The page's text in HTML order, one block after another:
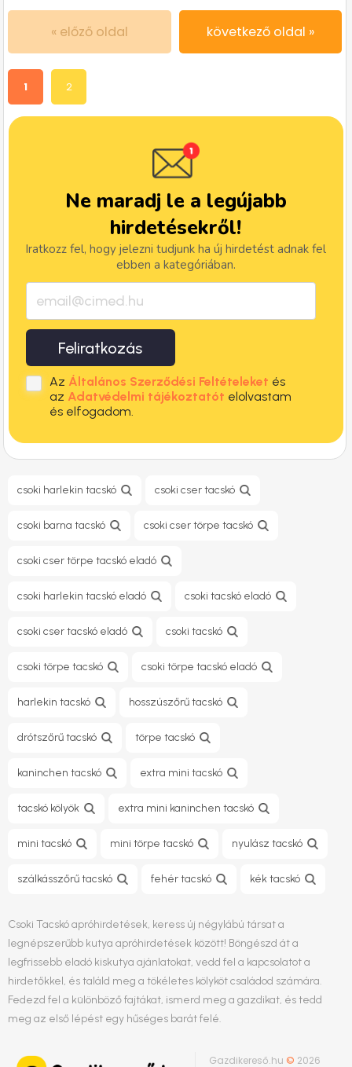
« előző oldal következő oldal »
1 2
Ne maradj le a legújabb
hirdetésekről!
Iratkozz fel, hogy jelezni tudjunk ha új hirdetést adnak fel
ebben a kategóriában.
Feliratkozás
Az Általános Szerződési Feltételeket és
az Adatvédelmi tájékoztatót elolvastam
és elfogadom.
csoki harlekin tacskó csoki cser tacskó
csoki barna tacskó csoki cser törpe tacskó
csoki cser törpe tacskó eladó
csoki harlekin tacskó eladó csoki tacskó eladó
csoki cser tacskó eladó csoki tacskó
csoki törpe tacskó csoki törpe tacskó eladó
harlekin tacskó hosszúszőrű tacskó
drótszőrű tacskó törpe tacskó
kaninchen tacskó extra mini tacskó
tacskó kölyök extra mini kaninchen tacskó
mini tacskó mini törpe tacskó nyulász tacskó
szálkásszőrű tacskó fehér tacskó kék tacskó
Csoki Tacskó apróhirdetések, keress új négylábú társat a
legnépszerűbb kutya apróhirdetések között! Böngészd át a
legfrissebb eladó kiskutya ajánlatokat, vedd fel a kapcsolatot a
hirdetőkkel, és találd meg a tökéletes kölyköt családod számára.
Fedezd fel a különböző fajtákat, ismerd meg a gazdikat, és tedd
meg az első lépést egy hűséges barát felé.
Gazdikereső.hu © 2026